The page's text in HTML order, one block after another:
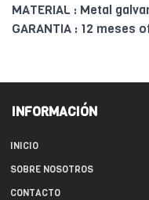
MATERIAL : Metal
GARANTIA : 12 meses
INFORMACIÓN
INICIO
SOBRE NOSOTROS
CONTACTO